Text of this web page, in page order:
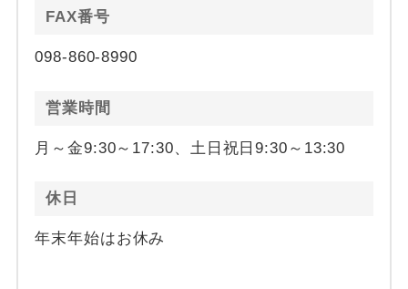
FAX番号
098-860-8990
営業時間
月～金9:30～17:30、土日祝日9:30～13:30
休日
年末年始はお休み